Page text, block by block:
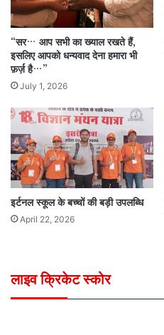
“सर… आप सभी का ख्याल रखते हैं,
इसलिए आपको धन्यवाद देना हमारा भी
फ़र्ज़ है…”
July 1, 2026
इर्टनल स्कूल के बच्चों की बड़ी उपलब्धि
April 22, 2026
लाइव क्रिकेट स्कोर